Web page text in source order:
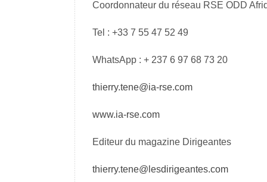
Coordonnateur du réseau RSE ODD
Tel : +33 7 55 47 52 49
WhatsApp : + 237 6 97 68 73 20
thierry.tene@ia-rse.com
www.ia-rse.com
Editeur du magazine Dirigeantes
thierry.tene@lesdirigeantes.com